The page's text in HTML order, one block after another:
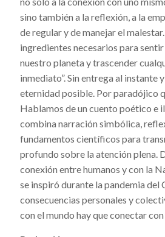
sino también a la reflexión, a la
de regular y de manejar el
ingredientes necesarios para
nuestro planeta y trascender
inmediato”. Sin entrega al instante
eternidad posible. Por paradójico
Hablamos de un cuento poético e
combina narración simbólica,
fundamentos científicos para
profundo sobre la atención plena.
conexión entre humanos y con la
se inspiró durante la pandemia del
consecuencias personales y
con el mundo hay que conectar